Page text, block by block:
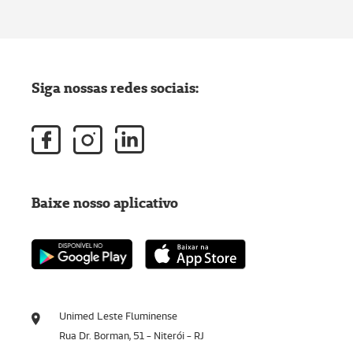
Unimed Leste Fluminense
Rua Dr. Borman, 51 - Niterói - RJ
Siga nossas redes sociais:
Baixe nosso aplicativo